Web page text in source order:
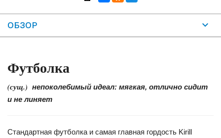
ОБЗОР
Футболка
(сущ.) непоколебимый идеал: мягкая, отлично сидит
и не линяет
Стандартная футболка и самая главная гордость Kirill